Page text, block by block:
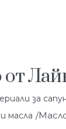
за
масла /